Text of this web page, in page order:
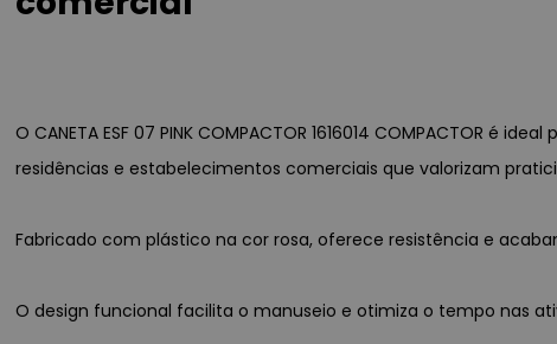
O CANETA ESF 07 PINK COMPACTOR 1616014 COMPACTOR
residências e estabelecimentos comerciais que valorizam
Fabricado com plástico na cor rosa, oferece resistência e
O design funcional facilita o manuseio e otimiza o tempo nas